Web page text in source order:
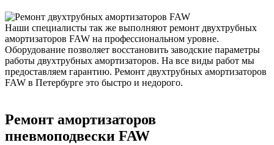
Наши специалисты так же выполняют ремонт двухтрубных
амортизаторов FAW на профессиональном уровне.
Оборудование позволяет восстановить заводские параметры
работы двухтрубных амортизаторов. На все виды работ мы
предоставляем гарантию. Ремонт двухтрубных амортизаторов
FAW в Петербурге это быстро и недорого.
Ремонт амортизаторов
пневмоподвески FAW